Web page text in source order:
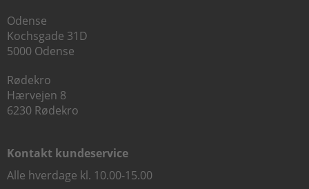
Odense
Kochsgade 31D
5000 Odense
Rødekro
Hærvejen 8
6230 Rødekro
Kontakt kundeservice
Alle hverdage kl. 10.00-15.00